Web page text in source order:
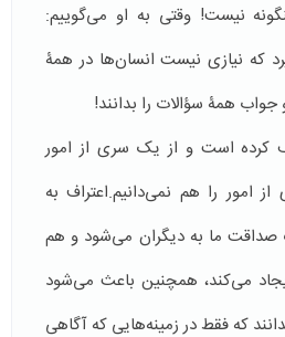
نیست! وقتی به او می‌گوییم:
که نیازی نیست انسان‌ها در همۀ
همۀ سؤالات را بدانند!
کرده است و از یک سری از امور
از امور را هم نمی‌دانیم.اعتراف به
صداقت ما به دیگران می‌شود و هم
می‌کند، همچنین باعث می‌شود
که فقط در زمینه‌هایی که آگاهی